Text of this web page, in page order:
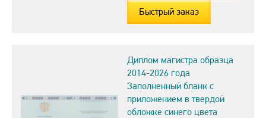
Быстрый заказ
Диплом магистра образца
2014-2026 года
Заполненный бланк с
приложением в твердой
обложке синего цвета